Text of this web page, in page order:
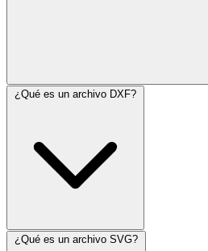
¿Qué es un archivo DXF?
¿Qué es un archivo SVG?